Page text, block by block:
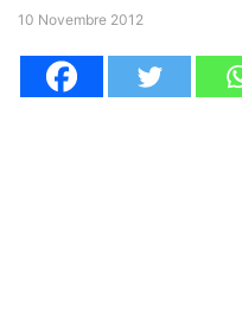
10 Novembre 2012